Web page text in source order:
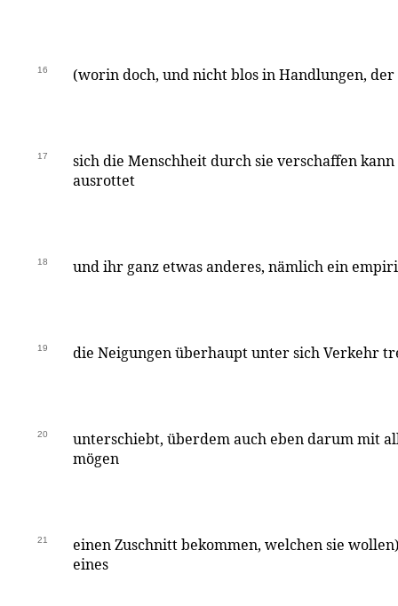
16 (worin doch, und nicht blos in Handlungen,
17
sich die Menschheit durch sie verschaffen
ausrottet
18 und ihr ganz etwas anderes, nämlich ein
19 die Neigungen überhaupt unter sich Verkehr
20
unterschiebt, überdem auch eben darum mit
mögen
21
einen Zuschnitt bekommen, welchen sie
eines